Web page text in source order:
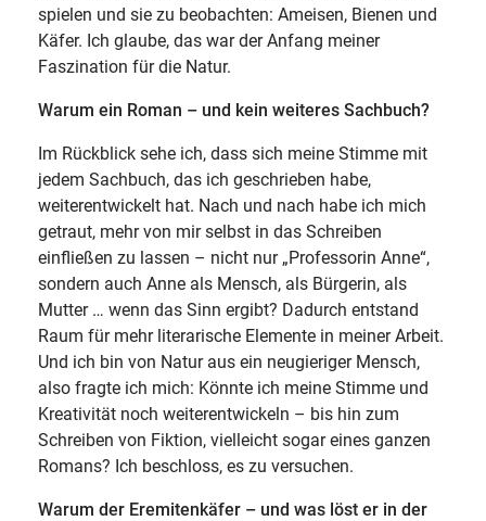
spielen und sie zu beobachten: Ameisen, Bienen und
Käfer. Ich glaube, das war der Anfang meiner
Faszination für die Natur.
Warum ein Roman – und kein weiteres Sachbuch?
Im Rückblick sehe ich, dass sich meine Stimme mit
jedem Sachbuch, das ich geschrieben habe,
weiterentwickelt hat. Nach und nach habe ich mich
getraut, mehr von mir selbst in das Schreiben
einfließen zu lassen – nicht nur „Professorin Anne“,
sondern auch Anne als Mensch, als Bürgerin, als
Mutter … wenn das Sinn ergibt? Dadurch entstand
Raum für mehr literarische Elemente in meiner Arbeit.
Und ich bin von Natur aus ein neugieriger Mensch,
also fragte ich mich: Könnte ich meine Stimme und
Kreativität noch weiterentwickeln – bis hin zum
Schreiben von Fiktion, vielleicht sogar eines ganzen
Romans? Ich beschloss, es zu versuchen.
Warum der Eremitenkäfer – und was löst er in der